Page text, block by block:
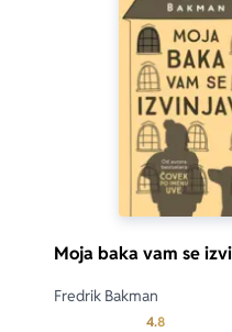
Moja baka vam se
Fredrik Bakman
4.8Prosecna